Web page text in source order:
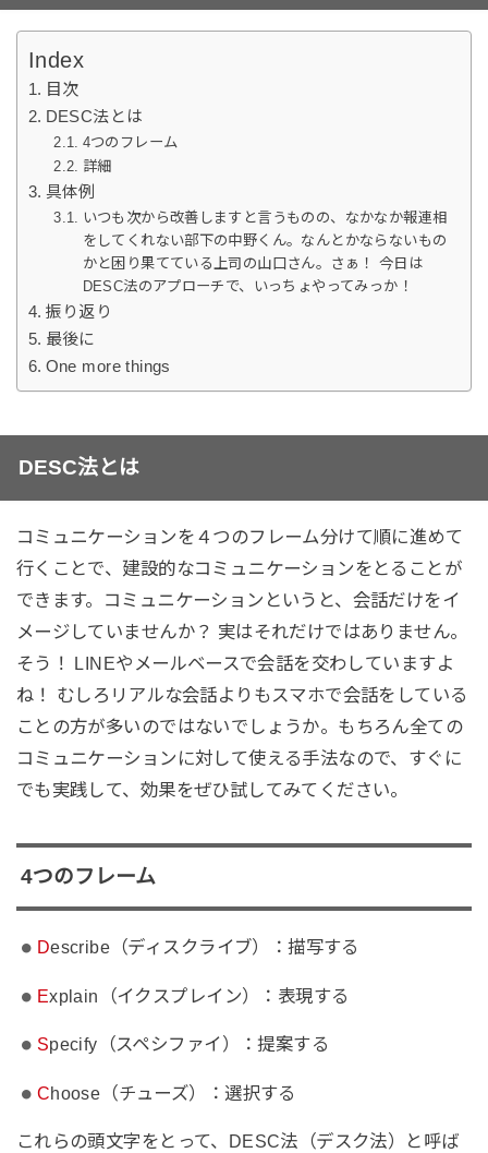
Index
目次
DESC法とは
4つのフレーム
詳細
具体例
いつも次から改善しますと言うものの、なかなか報連相
をしてくれない部下の中野くん。なんとかならないもの
かと困り果てている上司の山口さん。さぁ！ 今日は
DESC法のアプローチで、いっちょやってみっか！
振り返り
最後に
One more things
DESC法とは
コミュニケーションを４つのフレーム分けて順に進めて
行くことで、建設的なコミュニケーションをとることが
できます。コミュニケーションというと、会話だけをイ
メージしていませんか？ 実はそれだけではありません。
そう！ LINEやメールベースで会話を交わしていますよ
ね！ むしろリアルな会話よりもスマホで会話をしている
ことの方が多いのではないでしょうか。もちろん全ての
コミュニケーションに対して使える手法なので、すぐに
でも実践して、効果をぜひ試してみてください。
4つのフレーム
Describe（ディスクライブ）：描写する
Explain（イクスプレイン）：表現する
Specify（スペシファイ）：提案する
Choose（チューズ）：選択する
これらの頭文字をとって、DESC法（デスク法）と呼ば